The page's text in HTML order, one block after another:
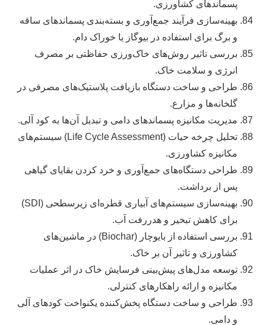
پسماندهای کشاورزی.
بهینه‌سازی فرآیند جمع‌آوری و بسته‌بندی پسماندهای ساقه
و برگ برای استفاده در بیوگاز یا خوراک دام.
بررسی تاثیر روش‌های خاک‌ورزی حفاظتی بر مصرف
انرژی و سلامت خاک.
طراحی و ساخت دستگاه بازیافت پلاستیک‌های مصرفی در
گلخانه‌ها و مزارع.
مدیریت مکانیزه پسماندهای دامی و تبدیل آن‌ها به کود آلی.
تحلیل چرخه حیات (Life Cycle Assessment) سیستم‌های
مکانیزه کشاورزی.
طراحی دستگاه‌های جمع‌آوری و خرد کردن بقایای گیاهی
پس از برداشت.
بهینه‌سازی سیستم‌های آبیاری قطره‌ای زیرسطحی (SDI)
برای کاهش تبخیر و هدررفت آب.
بررسی استفاده از بایوچار (Biochar) در ماشین‌های
کشاورزی و تاثیر آن بر خاک.
توسعه مدل‌های پیش‌بینی فرسایش خاک در اثر عملیات
مکانیزه و ارائه راهکارهای کنترلی.
طراحی و ساخت دستگاه پخش‌کننده یکنواخت کودهای آلی
و دامی.